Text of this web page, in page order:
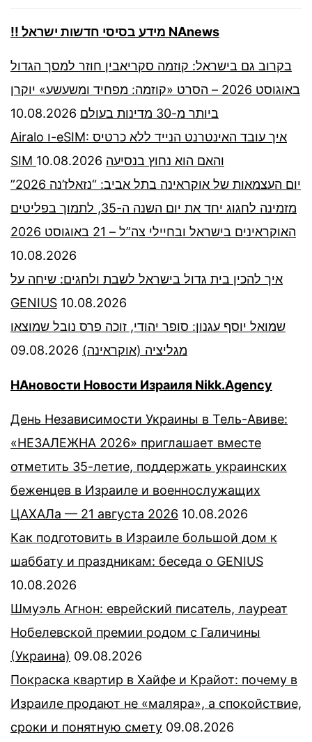
!! מידע בסיסי חדשות ישראל NAnews
בקרוב גם בישראל: קוזמה סקריאבין חוזר למסך הגדול
באוגוסט 2026 – הסרט «קוזמה: מפחיד ומשעשע» יוקרן
ביותר מ-30 מדינות בעולם
10.08.2026
Airalo ו-eSIM: איך עובד האינטרנט הנייד ללא כרטיס
SIM והאם הוא נחוץ בנסיעה 10.08.2026
יום העצמאות של אוקראינה בתל אביב: “נזאלז’נה 2026”
מזמינה לחגוג יחד את יום השנה ה-35, לתמוך בפליטים
האוקראינים בישראל ובחיילי צה”ל – 21 באוגוסט 2026
10.08.2026
איך להכין בית גדול בישראל לשבת ולחגים: שיחה על
GENIUS 10.08.2026
שמואל יוסף עגנון: סופר יהודי, זוכה פרס נובל שמוצאו
מגליציה (אוקראינה) 09.08.2026
НАновости Новости Израиля Nikk.Agency
День Независимости Украины в Тель-Авиве:
«НЕЗАЛЕЖНА 2026» приглашает вместе
отметить 35-летие, поддержать украинских
беженцев в Израиле и военнослужащих
ЦАХАЛа — 21 августа 2026 10.08.2026
Как подготовить в Израиле большой дом к
шаббату и праздникам: беседа о GENIUS
10.08.2026
Шмуэль Агнон: еврейский писатель, лауреат
Нобелевской премии родом с Галичины
(Украина) 09.08.2026
Покраска квартир в Хайфе и Крайот: почему в
Израиле продают не «маляра», а спокойствие,
сроки и понятную смету 09.08.2026